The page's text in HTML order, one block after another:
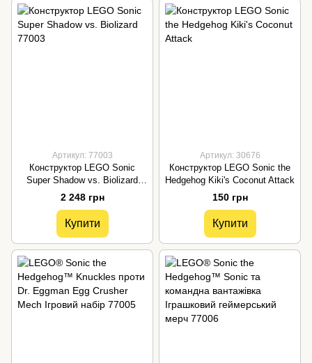
Артикул: 77003
Конструктор LEGO Sonic
Super Shadow vs. Biolizard
77003
2 248 грн
Купити
Артикул: 30676
Конструктор LEGO Sonic the
Hedgehog Kiki's Coconut Attack
150 грн
Купити